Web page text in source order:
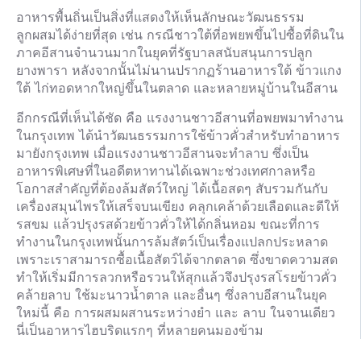
อาหารพื้นถิ่นเป็นสิ่งที่แสดงให้เห็นลักษณะวัฒนธรรม
ลูกผสมได้ง่ายที่สุด เช่น กรณีชาวใต้ที่อพยพขึ้นไปซื้อที่ดินใน
ภาคอีสานจำนวนมากในยุคที่รัฐบาลสนับสนุนการปลูก
ยางพารา หลังจากนั้นไม่นานปรากฏร้านอาหารใต้ ข้าวแกง
ใต้ ไก่ทอดหากใหญ่ขึ้นในตลาด และหลายหมู่บ้านในอีสาน
อีกกรณีที่เห็นได้ชัด คือ แรงงานชาวอีสานที่อพยพมาทำงาน
ในกรุงเทพ ได้นำวัฒนธรรมการใช้ข้าวคั่วสำหรับทำอาหาร
มายังกรุงเทพ เมื่อแรงงานชาวอีสานจะทำลาบ ซึ่งเป็น
อาหารพิเศษที่ในอดีตหาทานได้เฉพาะช่วงเทศกาลหรือ
โอกาสสำคัญที่ต้องล้มสัตว์ใหญ่ ได้เนื้อสดๆ สับรวมกันกับ
เครื่องสมุนไพรให้เสร็จบนเขียง คลุกเคล้าด้วยเลือดและดีให้
รสขม แล้วปรุงรสด้วยข้าวคั่วให้ได้กลิ่นหอม ขณะที่การ
ทำงานในกรุงเทพนั้นการล้มสัตว์เป็นเรื่องแปลกประหลาด
เพราะเราสามารถซื้อเนื้อสัตว์ได้จากตลาด ซึ่งขาดความสด
ทำให้เริ่มมีการลวกหรือรวนให้สุกแล้วจึงปรุงรสโรยข้าวคั่ว
คล้ายลาบ ใช้มะนาวน้ำตาล และอื่นๆ ซึ่งลาบอีสานในยุค
ใหม่นี้ คือ การผสมผสานระหว่างยำ และ ลาบ ในจานเดียว
นี่เป็นอาหารไฮบริดแรกๆ ที่หลายคนมองข้าม